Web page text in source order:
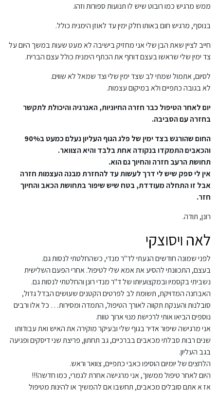
ממש מרגיש כמו רובוט שיש לו תנועות ספורות וזהו.
בנוסף, מרגיש חום באותו חלק ימין עד לאוזן הימנית כולל.
חייב לציין שאת הבן שלי אני מחזיק בישיבה לא מעט שעות במשך היום על
צד ימין שלי שראשו בעצם דוחף את הכתף הימנית כולל עצם הבריח.
לסיום, אתמול שמתי לב שצד ימין שלי וצד שמאל לא שווים.
לא בגובה כתפיים ולא במיקום עצמות.
יום לאחר הטיפול כבר חזרה החיוניות, האנרגיה והיכולת לתקשר
בחזרה עם הסביבה.
החום שהורגש בצד ימין של פלג הגוף העליון נעלם כמעט ב90%
והכאבים התמקדו בנקודה אחת בלבד והיא הצוואר.
תחושת הרעב חזרה והחיוך גם הוא.
אין לי ספק שיש לי דרך לעשות עד להחזרת מבנה העצמות חזרה
אבל זו התחלה מעודדת, בטח שיש שיפור בתחושת הכאב והחיוך
חזר.
רונן, תודה.
לאה ויסוצקי
לפני שמונה חודשים הגעתי לד"ר מנדי, כשהחלטתי לנסות גם.
בעצם, התכוונתי להסיע את אמא שלי לטיפול. אחרי הפעם השלישית
נשביתי בקסמיו ובמקצועיותו של ד"ר מנדי רונן והחלטתי לנסות גם.
האבחנה המדויקת, תשומת לב לפרטים הקטנים שעושים הבדל גדול,
סובלנות והענקת תקווה לאורך הטיפול, התמדה ומסירות… כל אלו ורבים
נוספים הביאו אותי לרכישת מנוי ארוך טווח.
אני מרגישה שיפור אדיר בגוף שלי ובעיקר מוקירה את האיש ואת עבודותו
שנים רבות סבלתי מכאבים בברכיים, גב תחתון, פריצת שני דיסקים ופגיעה
בגב העליון.
הלחצים של יומיום הוסיפו כאבי כתפיים, צוואר וראש.
היום לאחר טיפול ממשוך, אני מרגישה אחרת לגמרי, כמו חדשה!!!
אז א אתם סובלים מכאבים, תחשבו אם להמשיך או להינות מטיפול